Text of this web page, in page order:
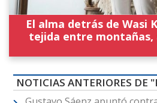
El alma detrás de Wasi
tejida entre
NOTICIAS ANTERIORES DE